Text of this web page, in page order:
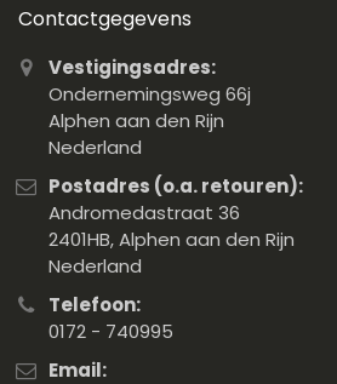
Contactgegevens
Vestigingsadres:
Ondernemingsweg 66j
Alphen aan den Rijn
Nederland
Postadres (o.a. retouren):
Andromedastraat 36
2401HB, Alphen aan den Rijn
Nederland
Telefoon:
0172 - 740995
Email: